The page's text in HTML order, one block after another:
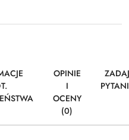
OPINIE
I
OCENY
(0)